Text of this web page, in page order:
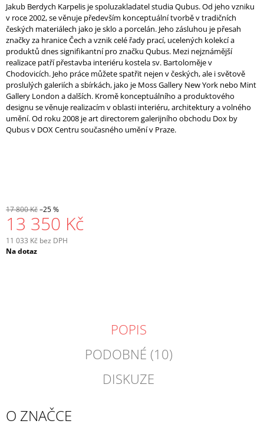
Jakub Berdych Karpelis je spoluzakladatel studia Qubus. Od jeho vzniku
v roce 2002, se věnuje především konceptuální tvorbě v tradičních
českých materiálech jako je sklo a porcelán. Jeho zásluhou je přesah
značky za hranice Čech a vznik celé řady prací, ucelených kolekcí a
produktů dnes signifikantní pro značku Qubus. Mezi nejznámější
realizace patří přestavba interiéru kostela sv. Bartoloměje v
Chodovicích. Jeho práce můžete spatřit nejen v českých, ale i světově
proslulých galeriích a sbírkách, jako je Moss Gallery New York nebo Mint
Gallery London a dalších. Kromě konceptuálního a produktového
designu se věnuje realizacím v oblasti interiéru, architektury a volného
umění. Od roku 2008 je art directorem galerijního obchodu Dox by
Qubus v DOX Centru současného umění v Praze.
17 800 Kč–25 %
13 350 Kč
11 033 Kč bez DPH
Měrná
Na dotaz
POPIS
PODOBNÉ (10)
DISKUZE
O ZNAČCE